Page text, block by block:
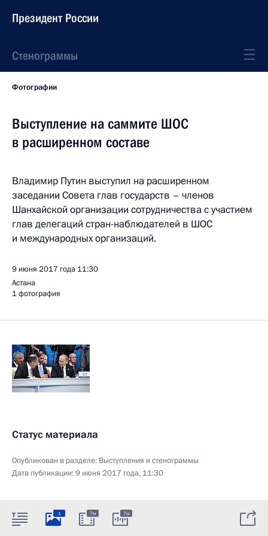
Президент России
Стенограммы
Фотографии
Выступление на саммите ШОС
в расширенном составе
Владимир Путин выступил на расширенном
заседании Совета глав государств – членов
Шанхайской организации сотрудничества с участием
глав делегаций стран-наблюдателей в ШОС
и международных организаций.
9 июня 2017 года 11:30
Астана
1 фотография
Статус материала
Опубликован в разделе: Выступления и стенограммы
Дата публикации:9 июня 2017 года, 11:30
1 7м 7м